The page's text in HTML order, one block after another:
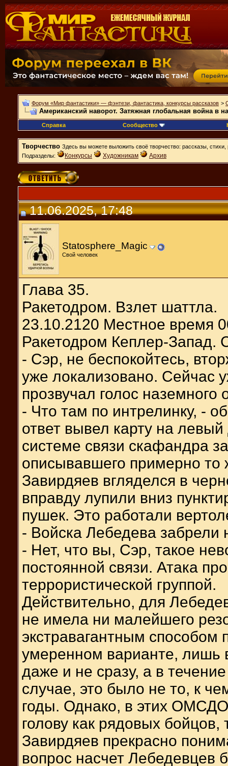
Форум «Мир фантастики» — фэнтези, фантастика, конкурсы рассказов >
Американский наворот. Затяжная глобальная война в
Справка Сообщество
Творчество Здесь вы можете выложить своё творчество: рассказы, стихи,
Подразделы:
Конкурсы Художникам Архив
11.06.2025, 17:48
Statosphere_Magic
Свой человек
Глава 35.
Ракетодром. Взлет шаттла.
23.10.2120 Местное время
Ракетодром Кеплер-Запад.
- Сэр, не беспокойтесь,
уже локализовано. Сейчас
прозвучал голос наземного
- Что там по интрелинку, -
ответ вывел карту на
системе связи скафандра
описывавшего примерно то
Завирдяев вгляделся в
вправду лупили вниз
пушек. Это работали
- Войска Лебедева забрели
- Нет, что вы, Сэр, такое
постоянной связи. Атака
террористической группой.
Действительно, для
не имела ни малейшего
экстравагантным
умеренном варианте, лишь
даже и не сразу, а в
случае, это было не то, к
годы. Однако, в этих
голову как рядовых
Завирдяев прекрасно
вопрос насчет Лебедевцев